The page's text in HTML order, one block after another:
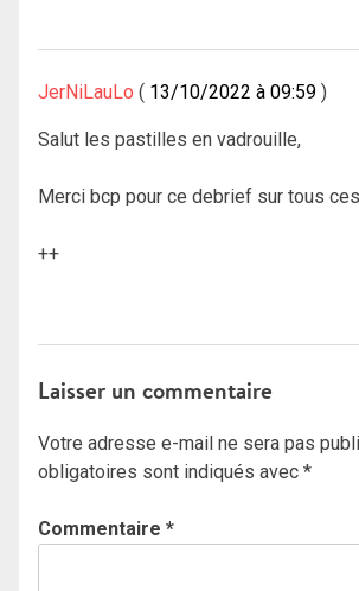
JerNiLauLo 13/10/2022 à 09:59
Salut les pastilles en vadrouille,
Merci bcp pour ce debrief sur tous
++
Laisser un commentaire
Votre adresse e-mail ne sera pas
obligatoires sont indiqués avec *
Commentaire *